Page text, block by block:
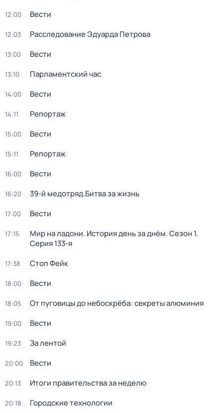
12:00 Вести
12:03 Расследование Эдуарда Петрова
13:00 Вести
13:10 Парламентский час
14:00 Вести
14:11 Репортаж
15:00 Вести
15:11 Репортаж
16:00 Вести
16:20 39-й медотряд.Битва за жизнь
17:00 Вести
17:15 Мир на ладони. История день за днём. Сезон 1.
Серия 133-я
17:38 Стоп Фейк
18:00 Вести
18:05 От пуговицы до небоскрёба: секреты алюминия
19:00 Вести
19:23 За лентой
20:00 Вести
20:13 Итоги правительства за неделю
20:18 Городские технологии